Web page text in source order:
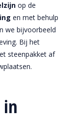
op de
en met behulp
we bijvoorbeeld
Bij het
steenpakket af